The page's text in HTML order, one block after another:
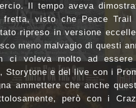
Il tempo aveva
visto che Peace Trail
ripreso in versione
meno malvagio di questi
ci voleva molto ad
Storytone e del live con i
ammettere che anche
però con i